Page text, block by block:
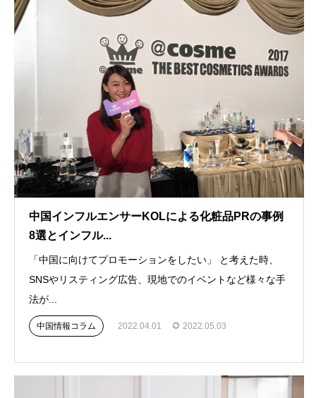
中国インフルエンサーKOLによる化粧品PRの事例
8選とインフル...
「中国に向けてプロモーションをしたい」 と考えた時、
SNSやリスティング広告、現地でのイベントなど様々な手
法が...
中国情報コラム 2022.04.01 2022.05.03